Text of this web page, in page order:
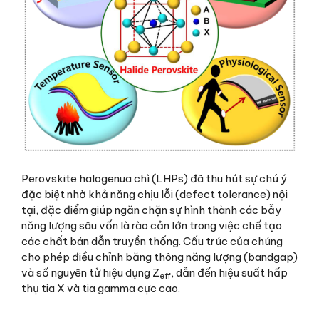
Perovskite halogenua chì (LHPs) đã thu hút sự chú ý
đặc biệt nhờ khả năng chịu lỗi (defect tolerance) nội
tại, đặc điểm giúp ngăn chặn sự hình thành các bẫy
năng lượng sâu vốn là rào cản lớn trong việc chế tạo
các chất bán dẫn truyền thống. Cấu trúc của chúng
cho phép điều chỉnh băng thông năng lượng (bandgap)
và số nguyên tử hiệu dụng Zeff, dẫn đến hiệu suất hấp
thụ tia X và tia gamma cực cao.